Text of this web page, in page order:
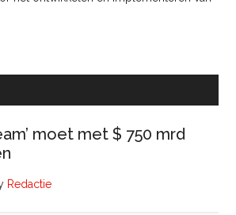
moet met $ 750 mrd
Redactie